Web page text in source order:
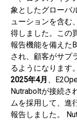
象としたグローバ
ューションを含む
得しました。この
報告機能を備えた
され、顧客がサプ
るようになります。
2025年4月 、
Nutraboltが接続さ
ムを採用して、進
報告しました。